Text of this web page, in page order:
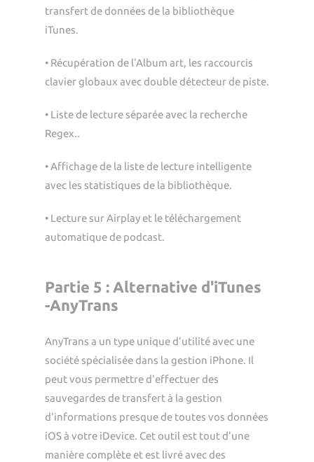
transfert de données de la bibliothèque
iTunes.
• Récupération de l'Album art, les raccourcis
clavier globaux avec double détecteur de piste.
• Liste de lecture séparée avec la recherche
Regex..
• Affichage de la liste de lecture intelligente
avec les statistiques de la bibliothèque.
• Lecture sur Airplay et le téléchargement
automatique de podcast.
Partie 5 : Alternative d'iTunes
-AnyTrans
AnyTrans a un type unique d'utilité avec une
société spécialisée dans la gestion iPhone. Il
peut vous permettre d'effectuer des
sauvegardes de transfert à la gestion
d'informations presque de toutes vos données
iOS à votre iDevice. Cet outil est tout d'une
manière complète et est livré avec des